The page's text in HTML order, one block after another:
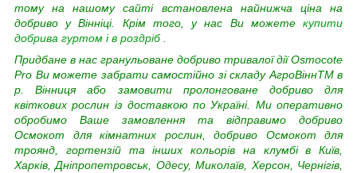
тому на нашому сайті встановлена найнижча ціна на
добриво у Вінніці. Крім того, у нас Ви можете купити
добрива гуртом і в роздріб
Придбане в нас гранульоване добриво тривалої дії Osmocote
Pro Ви можете забрати самостійно зі складу АгроВіннTM в
р. Вінниця або замовити пролонговане добриво для
квіткових рослин із доставкою по Україні. Ми оперативно
обробимо Ваше замовлення та відправимо добриво
Осмокот для кімнатних рослин, добриво Осмокот для
троянд, гортензій та інших кольорів на клумбі в Київ,
Харків, Дніпропетровськ, Одесу, Миколаїв, Херсон, Чернігів,